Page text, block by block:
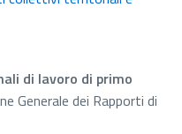
di lavoro di primo
Generale dei Rapporti di